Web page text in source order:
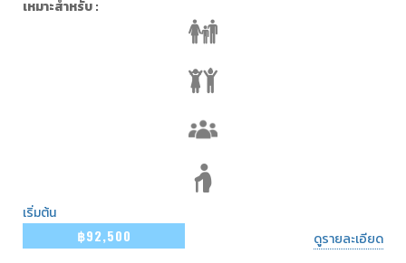
เหมาะสำหรับ :
เริ่มต้น
฿92,500
ดูรายละเอียด